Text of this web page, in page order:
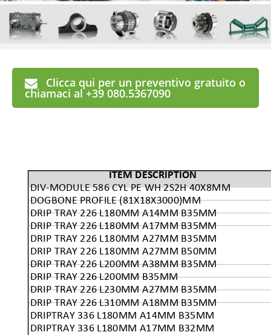
Clicca qui per un preventivo gratuito o
chiamaci al +39 080.5367090
ITEM DESCRIPTION
DIV-MODULE 586 CYL PE WH 2S2H 40X8MM
DOGBONE PROFILE (81X18X3000)MM
DRIP TRAY 226 L180MM A14MM B35MM
DRIP TRAY 226 L180MM A17MM B35MM
DRIP TRAY 226 L180MM A27MM B35MM
DRIP TRAY 226 L180MM A27MM B50MM
DRIP TRAY 226 L200MM A38MM B35MM
DRIP TRAY 226 L200MM B35MM
DRIP TRAY 226 L230MM A27MM B35MM
DRIP TRAY 226 L310MM A18MM B35MM
DRIPTRAY 336 L180MM A14MM B35MM
DRIPTRAY 336 L180MM A17MM B32MM